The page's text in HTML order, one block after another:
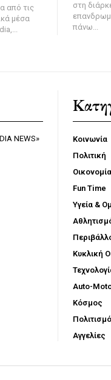
από τις
μέσα
στη
πάνω...
NEWS»
Κοινωνία
Πολιτική
Οικονομία
Fun Time
Υγεία &
Κυκλική
Auto-
Κόσμος
Αγγελίες